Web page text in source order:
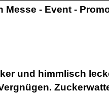
- Event -
und himmlisch